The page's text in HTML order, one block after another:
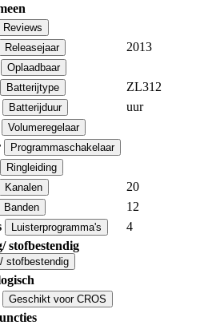
Reviews
Releasejaar
2013
Oplaadbaar
Batterijtype
ZL312
Batterijduur
uur
Volumeregelaar
Programmaschakelaar
Ringleiding
Kanalen
20
Banden
12
Luisterprogramma's
4
stofbestendig
stofbestendig
Geschikt voor CROS